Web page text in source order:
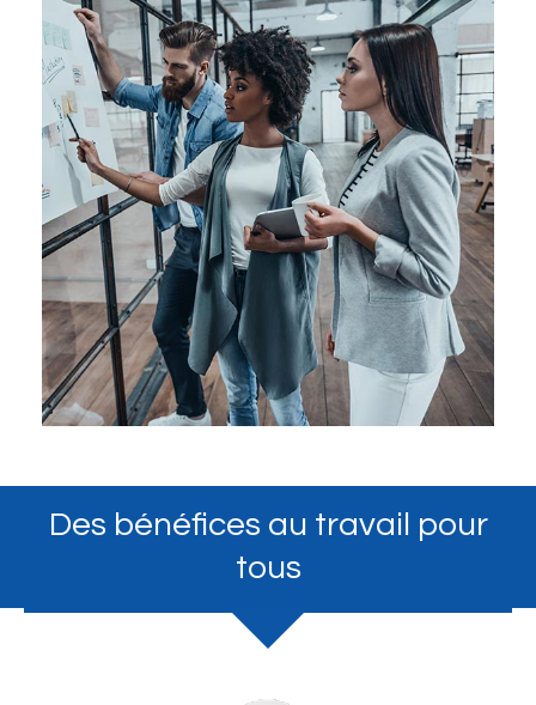
Des bénéfices au travail pour
tous